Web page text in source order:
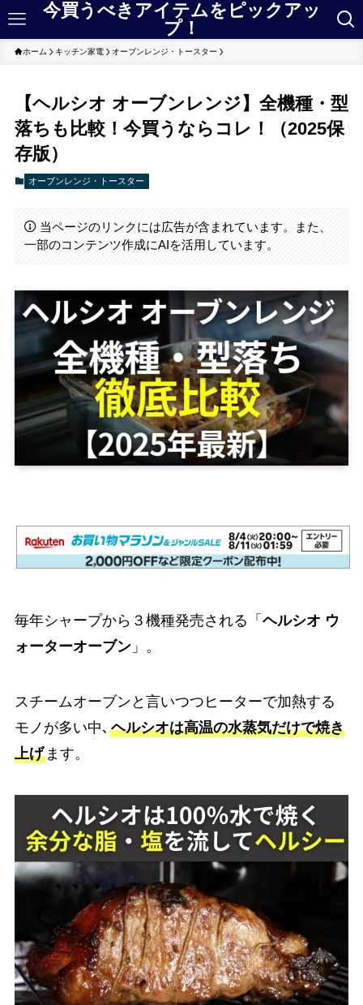
今買うべきアイテムをピックアッ
プ！
ホーム キッチン家電 オーブンレンジ・トースター
【ヘルシオ オーブンレンジ】全機種・型
落ちも比較！今買うならコレ！（2025保
存版）
オーブンレンジ・トースター
当ページのリンクには広告が含まれています。また、
一部のコンテンツ作成にAIを活用しています。
毎年シャープから３機種発売される「 ヘルシオ ウ
ォーターオーブン」。
スチームオーブンと言いつつヒーターで加熱する
モノが多い中､ ヘルシオは高温の水蒸気だけで焼き
上げます。